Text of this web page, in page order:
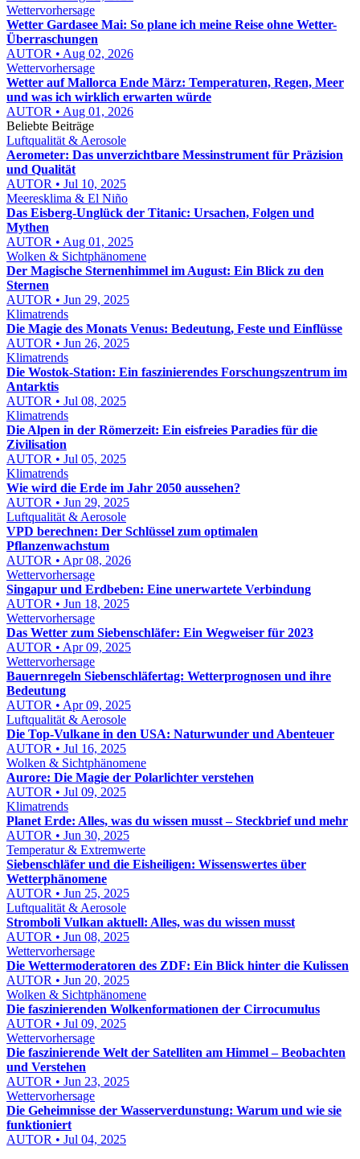
Wettervorhersage
Wetter Gardasee Mai: So plane ich meine Reise ohne Wetter-
Überraschungen
AUTOR • Aug 02, 2026
Wettervorhersage
Wetter auf Mallorca Ende März: Temperaturen, Regen, Meer
und was ich wirklich erwarten würde
AUTOR • Aug 01, 2026
Beliebte Beiträge
Luftqualität & Aerosole
Aerometer: Das unverzichtbare Messinstrument für Präzision
und Qualität
AUTOR • Jul 10, 2025
Meeresklima & El Niño
Das Eisberg-Unglück der Titanic: Ursachen, Folgen und
Mythen
AUTOR • Aug 01, 2025
Wolken & Sichtphänomene
Der Magische Sternenhimmel im August: Ein Blick zu den
Sternen
AUTOR • Jun 29, 2025
Klimatrends
Die Magie des Monats Venus: Bedeutung, Feste und Einflüsse
AUTOR • Jun 26, 2025
Klimatrends
Die Wostok-Station: Ein faszinierendes Forschungszentrum im
Antarktis
AUTOR • Jul 08, 2025
Klimatrends
Die Alpen in der Römerzeit: Ein eisfreies Paradies für die
Zivilisation
AUTOR • Jul 05, 2025
Klimatrends
Wie wird die Erde im Jahr 2050 aussehen?
AUTOR • Jun 29, 2025
Luftqualität & Aerosole
VPD berechnen: Der Schlüssel zum optimalen
Pflanzenwachstum
AUTOR • Apr 08, 2026
Wettervorhersage
Singapur und Erdbeben: Eine unerwartete Verbindung
AUTOR • Jun 18, 2025
Wettervorhersage
Das Wetter zum Siebenschläfer: Ein Wegweiser für 2023
AUTOR • Apr 09, 2025
Wettervorhersage
Bauernregeln Siebenschläfertag: Wetterprognosen und ihre
Bedeutung
AUTOR • Apr 09, 2025
Luftqualität & Aerosole
Die Top-Vulkane in den USA: Naturwunder und Abenteuer
AUTOR • Jul 16, 2025
Wolken & Sichtphänomene
Aurore: Die Magie der Polarlichter verstehen
AUTOR • Jul 09, 2025
Klimatrends
Planet Erde: Alles, was du wissen musst – Steckbrief und mehr
AUTOR • Jun 30, 2025
Temperatur & Extremwerte
Siebenschläfer und die Eisheiligen: Wissenswertes über
Wetterphänomene
AUTOR • Jun 25, 2025
Luftqualität & Aerosole
Stromboli Vulkan aktuell: Alles, was du wissen musst
AUTOR • Jun 08, 2025
Wettervorhersage
Die Wettermoderatoren des ZDF: Ein Blick hinter die Kulissen
AUTOR • Jun 20, 2025
Wolken & Sichtphänomene
Die faszinierenden Wolkenformationen der Cirrocumulus
AUTOR • Jul 09, 2025
Wettervorhersage
Die faszinierende Welt der Satelliten am Himmel – Beobachten
und Verstehen
AUTOR • Jun 23, 2025
Wettervorhersage
Die Geheimnisse der Wasserverdunstung: Warum und wie sie
funktioniert
AUTOR • Jul 04, 2025